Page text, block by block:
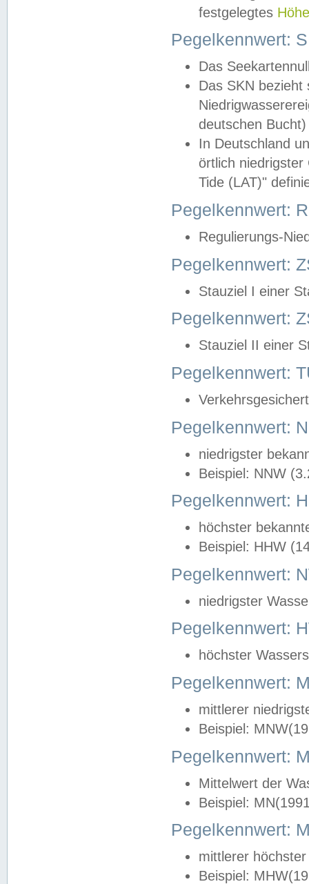
festgelegtes
Pegelkennwert:
Das
Das SKN
deutschen
In Deutschland
örtlich
Tide (LAT)"
Pegelkennwert:
Regulierungs-
Pegelkennwert:
Stauziel I einer
Pegelkennwert:
Stauziel II einer
Pegelkennwert:
Pegelkennwert:
niedrigster
Beispiel: NNW
Pegelkennwert:
höchster
Beispiel: HHW
Pegelkennwert:
niedrigster
Pegelkennwert:
höchster
Pegelkennwert:
mittlerer
Beispiel:
Pegelkennwert:
Mittelwert der
Beispiel:
Pegelkennwert:
mittlerer
Beispiel: